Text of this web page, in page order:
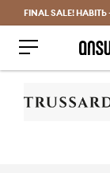
FINAL SALE! НАВІТЬ